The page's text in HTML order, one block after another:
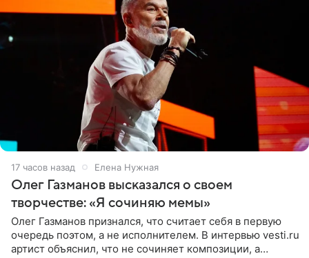
17 часов назад Елена Нужная
Олег Газманов высказался о своем
творчестве: «Я сочиняю мемы»
Олег Газманов признался, что считает себя в первую
очередь поэтом, а не исполнителем. В интервью vesti.ru
артист объяснил, что не сочиняет композиции, а